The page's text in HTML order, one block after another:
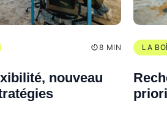
8 MIN
nouveau
LA